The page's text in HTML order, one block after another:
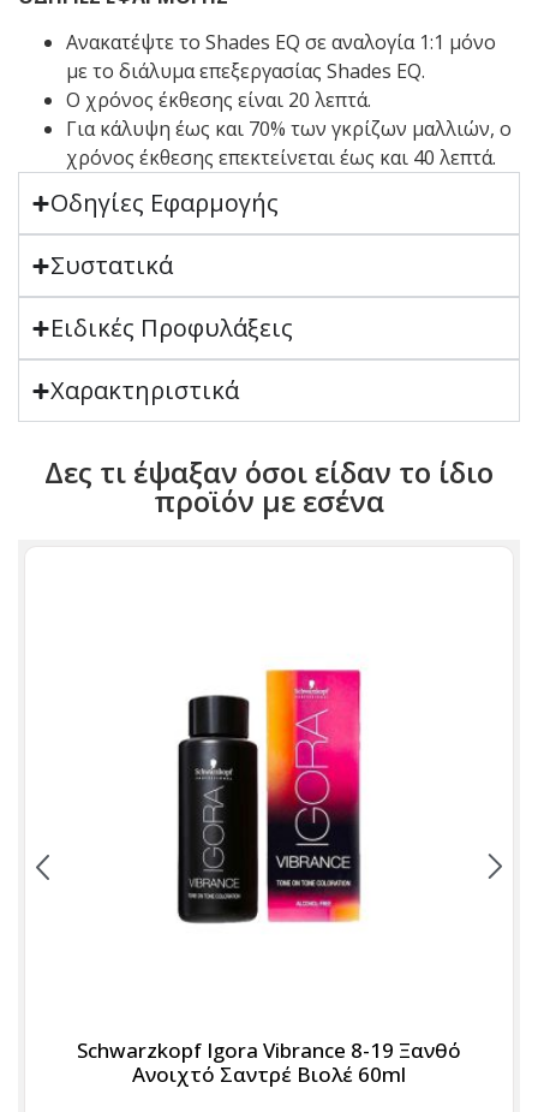
Ανακατέψτε το Shades EQ σε αναλογία 1:1 μόνο
με το διάλυμα επεξεργασίας Shades EQ.
Ο χρόνος έκθεσης είναι 20 λεπτά.
Για κάλυψη έως και 70% των γκρίζων μαλλιών, ο
χρόνος έκθεσης επεκτείνεται έως και 40 λεπτά.
Οδηγίες Εφαρμογής
Συστατικά
Ειδικές Προφυλάξεις
Χαρακτηριστικά
Δες τι έψαξαν όσοι είδαν το ίδιο
προϊόν με εσένα
Schwarzkopf Igora Vibrance 8-19 Ξανθό
Ανοιχτό Σαντρέ Βιολέ 60ml